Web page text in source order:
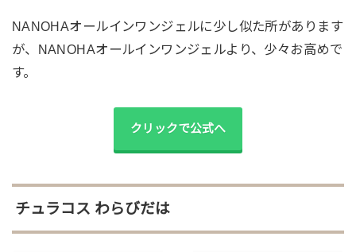
NANOHAオールインワンジェルに少し似た所があります
が、NANOHAオールインワンジェルより、少々お高めで
す。
クリックで公式へ
チュラコス わらびだは